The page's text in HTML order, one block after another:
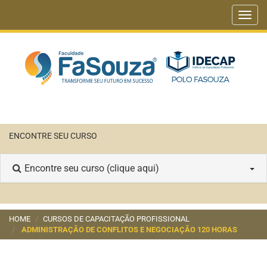
ENCONTRE SEU CURSO
Encontre seu curso (clique aqui)
HOME
CURSOS DE CAPACITAÇÃO PROFISSIONAL
ADMINISTRAÇÃO DE CONFLITOS E NEGOCIAÇÃO 120 HORAS